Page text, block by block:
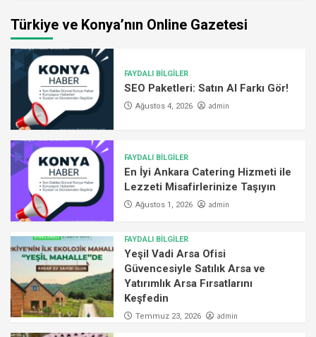
Türkiye ve Konya’nın Online Gazetesi
FAYDALI BİLGİLER
SEO Paketleri: Satın Al Farkı Gör!
Ağustos 4, 2026 admin
FAYDALI BİLGİLER
En İyi Ankara Catering Hizmeti ile
Lezzeti Misafirlerinize Taşıyın
Ağustos 1, 2026 admin
FAYDALI BİLGİLER
Yeşil Vadi Arsa Ofisi
Güvencesiyle Satılık Arsa ve
Yatırımlık Arsa Fırsatlarını
Keşfedin
Temmuz 23, 2026 admin